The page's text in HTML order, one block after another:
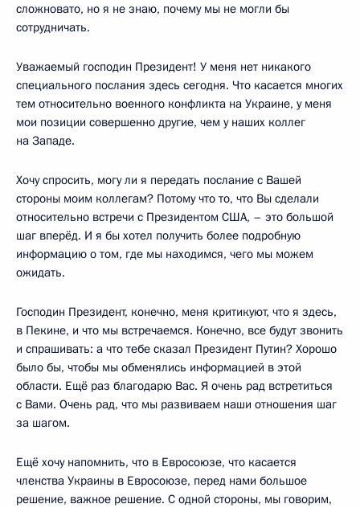
сложновато, но я не знаю, почему мы не могли бы
сотрудничать.
Уважаемый господин Президент! У меня нет никакого
специального послания здесь сегодня. Что касается многих
тем относительно военного конфликта на Украине, у меня
мои позиции совершенно другие, чем у наших коллег
на Западе.
Хочу спросить, могу ли я передать послание с Вашей
стороны моим коллегам? Потому что то, что Вы сделали
относительно встречи с Президентом США, – это большой
шаг вперёд. И я бы хотел получить более подробную
информацию о том, где мы находимся, чего мы можем
ожидать.
Господин Президент, конечно, меня критикуют, что я здесь,
в Пекине, и что мы встречаемся. Конечно, все будут звонить
и спрашивать: а что тебе сказал Президент Путин? Хорошо
было бы, чтобы мы обменялись информацией в этой
области. Ещё раз благодарю Вас. Я очень рад встретиться
с Вами. Очень рад, что мы развиваем наши отношения шаг
за шагом.
Ещё хочу напомнить, что в Евросоюзе, что касается
членства Украины в Евросоюзе, перед нами большое
решение, важное решение. С одной стороны, мы говорим,